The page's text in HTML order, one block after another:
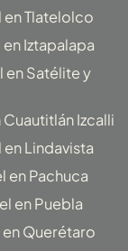
Tlatelolco
Iztapalapa
en Satélite y
Izcalli
Lindavista
en Pachuca
en Puebla
Querétaro